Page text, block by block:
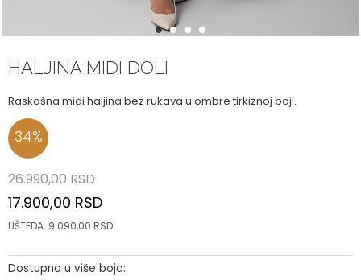
1 2 3 4
HALJINA MIDI DOLI
Raskošna midi haljina bez rukava u ombre tirkiznoj boji.
34%
26.990,00RSD
17.900,00 RSD
UŠTEDA: 9.090,00 RSD
Dostupno u više boja: